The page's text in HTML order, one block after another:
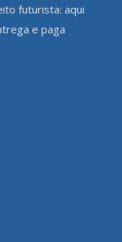
futurista: aqui
e paga